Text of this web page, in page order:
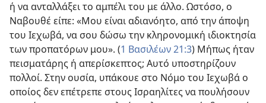
ή να ανταλλάξει το αμπέλι του με άλλο. Ωστόσο, ο
Ναβουθέ είπε: «Μου είναι αδιανόητο, από την άποψη
του Ιεχωβά, να σου δώσω την κληρονομική ιδιοκτησία
των προπατόρων μου». (1 Βασιλέων 21:3) Μήπως ήταν
πεισματάρης ή απερίσκεπτος; Αυτό υποστηρίζουν
πολλοί. Στην ουσία, υπάκουε στο Νόμο του Ιεχωβά ο
οποίος δεν επέτρεπε στους Ισραηλίτες να πουλήσουν